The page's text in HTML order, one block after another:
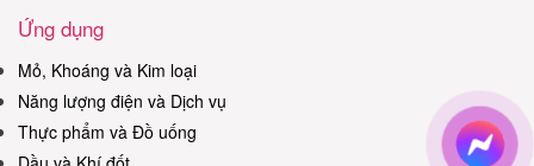
Ứng dụng
Mỏ, Khoáng và Kim loại
Năng lượng điện và Dịch vụ
Thực phẩm và Đồ uống